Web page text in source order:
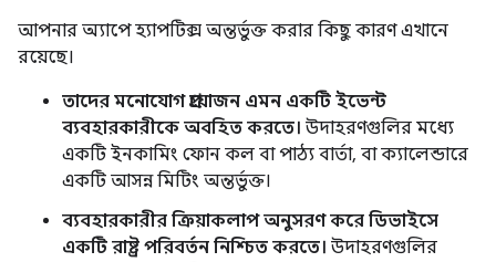
আপনার অ্যাপে হ্যাপটিক্স অন্তর্ভুক্ত করার কিছু কারণ এখানে
রয়েছে।
তাদের মনোযোগ প্রয়োজন এমন একটি ইভেন্ট
ব্যবহারকারীকে অবহিত করতে। উদাহরণগুলির মধ্যে
একটি ইনকামিং ফোন কল বা পাঠ্য বার্তা, বা ক্যালেন্ডারে
একটি আসন্ন মিটিং অন্তর্ভুক্ত।
ব্যবহারকারীর ক্রিয়াকলাপ অনুসরণ করে ডিভাইসে
একটি রাষ্ট্র পরিবর্তন নিশ্চিত করতে। উদাহরণগুলির